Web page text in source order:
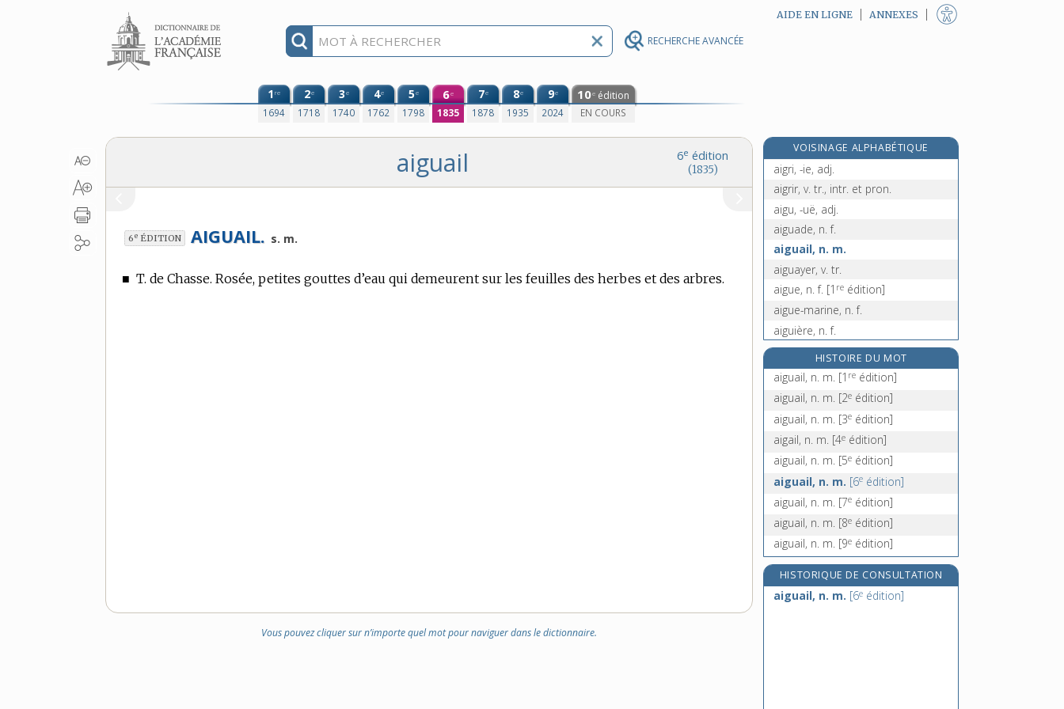
RECHERCHE AVANCÉE
Aller au contenu AIDE EN LIGNE ANNEXES
1re
1694
2e
1718
3e
1740
4e
1762
5e
1798
6e
1835
7e
1878
8e
1935
9e
2024
10e édition
EN COURS
6e édition
(1835)
aiguail
6e ÉDITION AIGUAIL. s. m.
■ T. de Chasse. Rosée, petites gouttes d’eau qui demeurent sur les feuilles des herbes et des arbres.
Vous pouvez cliquer sur n’importe quel mot pour naviguer dans le dictionnaire.
VOISINAGE ALPHABÉTIQUE
aigreur, n. f.
aigri, -ie, adj.
aigrir, v. tr., intr. et pron.
aigu, -uë, adj.
aiguade, n. f.
aiguail, n. m.
aiguayer, v. tr.
aigue, n. f. [1 re édition]
aigue-marine, n. f.
aiguière, n. f.
aiguiérée, n. f.[8eédition]
aiguillade, n. f.
aiguillage, n. m.
aiguillat, n. m.[8 édition]
aiguille, n. f.
HISTOIRE DU MOT
aiguail, n. m. [1 re édition]
aiguail, n. m. [2e édition]
aiguail, n. m. [3e édition]
aigail, n. m. [4e édition]
aiguail, n. m. [5e édition]
aiguail, n. m. [6e édition]
aiguail, n. m. [7e édition]
aiguail, n. m. [8e édition]
aiguail, n. m. [9e édition]
HISTORIQUE DE CONSULTATION
aiguail, n. m. [6e édition]